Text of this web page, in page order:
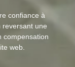
confiance à
reversant une
compensation
web.